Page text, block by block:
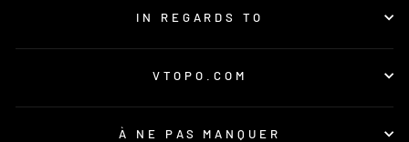
IN REGARDS TO
VTOPO.COM
À NE PAS MANQUER